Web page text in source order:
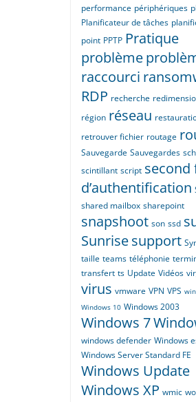
performance périphériques
Planificateur de tâches
point PPTP Pratique
problème
raccourci
RDP recherche
région réseau
retrouver fichier routage
Sauvegarde Sauvegardes
scintillant script second
d’authentification
shared mailbox sharepoint
snapshoot son ssd
Sunrisesupport
taille teams téléphonie
transfert ts Update Vidéos
virus vmware VPN VPS
Windows 10 Windows 2003
Windows 7
windows defender Windows
Windows Server Standard FE
Windows Update
Windows XP wmic